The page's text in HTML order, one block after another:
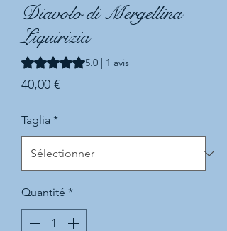
Diavolo di Mergellina
Liquirizia
La note est de 5.0 sur cinq étoiles selon 1
5.0 | 1 avis
40,00 €Prix
Taglia *
Quantité *